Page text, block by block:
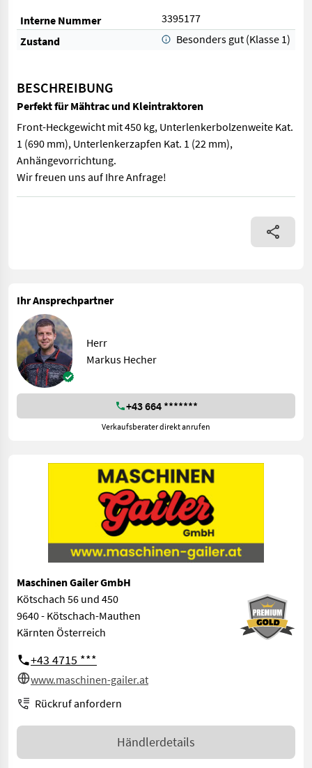
Interne Nummer
3395177
Zustand
Besonders gut (Klasse 1)
BESCHREIBUNG
Perfekt für Mähtrac und Kleintraktoren
Front-Heckgewicht mit 450 kg, Unterlenkerbolzenweite Kat.
1 (690 mm), Unterlenkerzapfen Kat. 1 (22 mm),
Anhängevorrichtung.
Wir freuen uns auf Ihre Anfrage!
Front-Heckgewicht mit 450 kg, Unterlenkerbolzenweite Kat. 1
Ihr Ansprechpartner
Herr
Markus Hecher
+43 664 *******
Verkaufsberater direkt anrufen
Maschinen Gailer GmbH
Kötschach 56 und 450
9640 - Kötschach-Mauthen
Kärnten Österreich
+43 4715 ***
www.maschinen-gailer.at
Rückruf anfordern
Händlerdetails